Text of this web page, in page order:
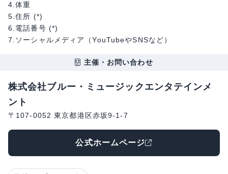
4.体重
5.住所 (*)
6.電話番号 (*)
7.ソーシャルメディア（YouTubeやSNSなど）
主催・お問い合わせ
株式会社ブルー・ミュージックエンタテインメ
ント
〒107-0052 東京都港区赤坂9-1-7
公式ホームページ